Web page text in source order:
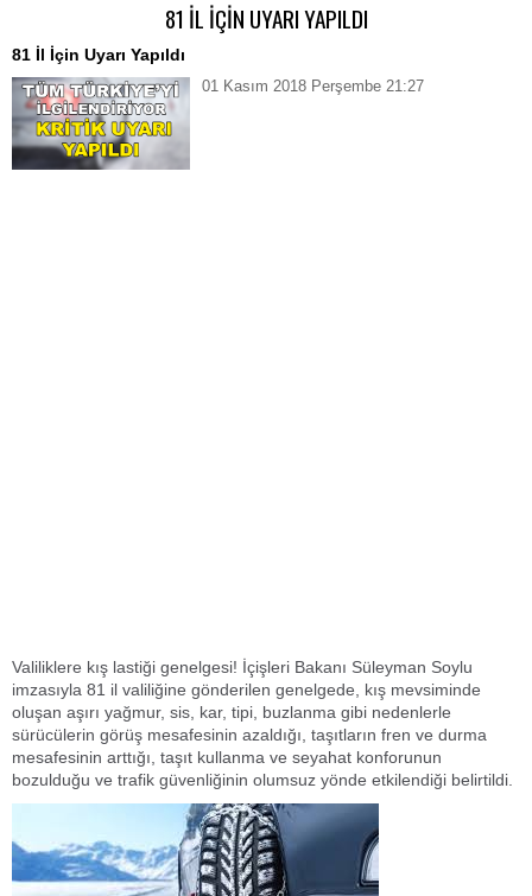
81 İL İÇİN UYARI YAPILDI
81 İl İçin Uyarı Yapıldı
01 Kasım 2018 Perşembe 21:27
Valiliklere kış lastiği genelgesi! İçişleri Bakanı Süleyman Soylu
imzasıyla 81 il valiliğine gönderilen genelgede, kış mevsiminde
oluşan aşırı yağmur, sis, kar, tipi, buzlanma gibi nedenlerle
sürücülerin görüş mesafesinin azaldığı, taşıtların fren ve durma
mesafesinin arttığı, taşıt kullanma ve seyahat konforunun
bozulduğu ve trafik güvenliğinin olumsuz yönde etkilendiği belirtildi.